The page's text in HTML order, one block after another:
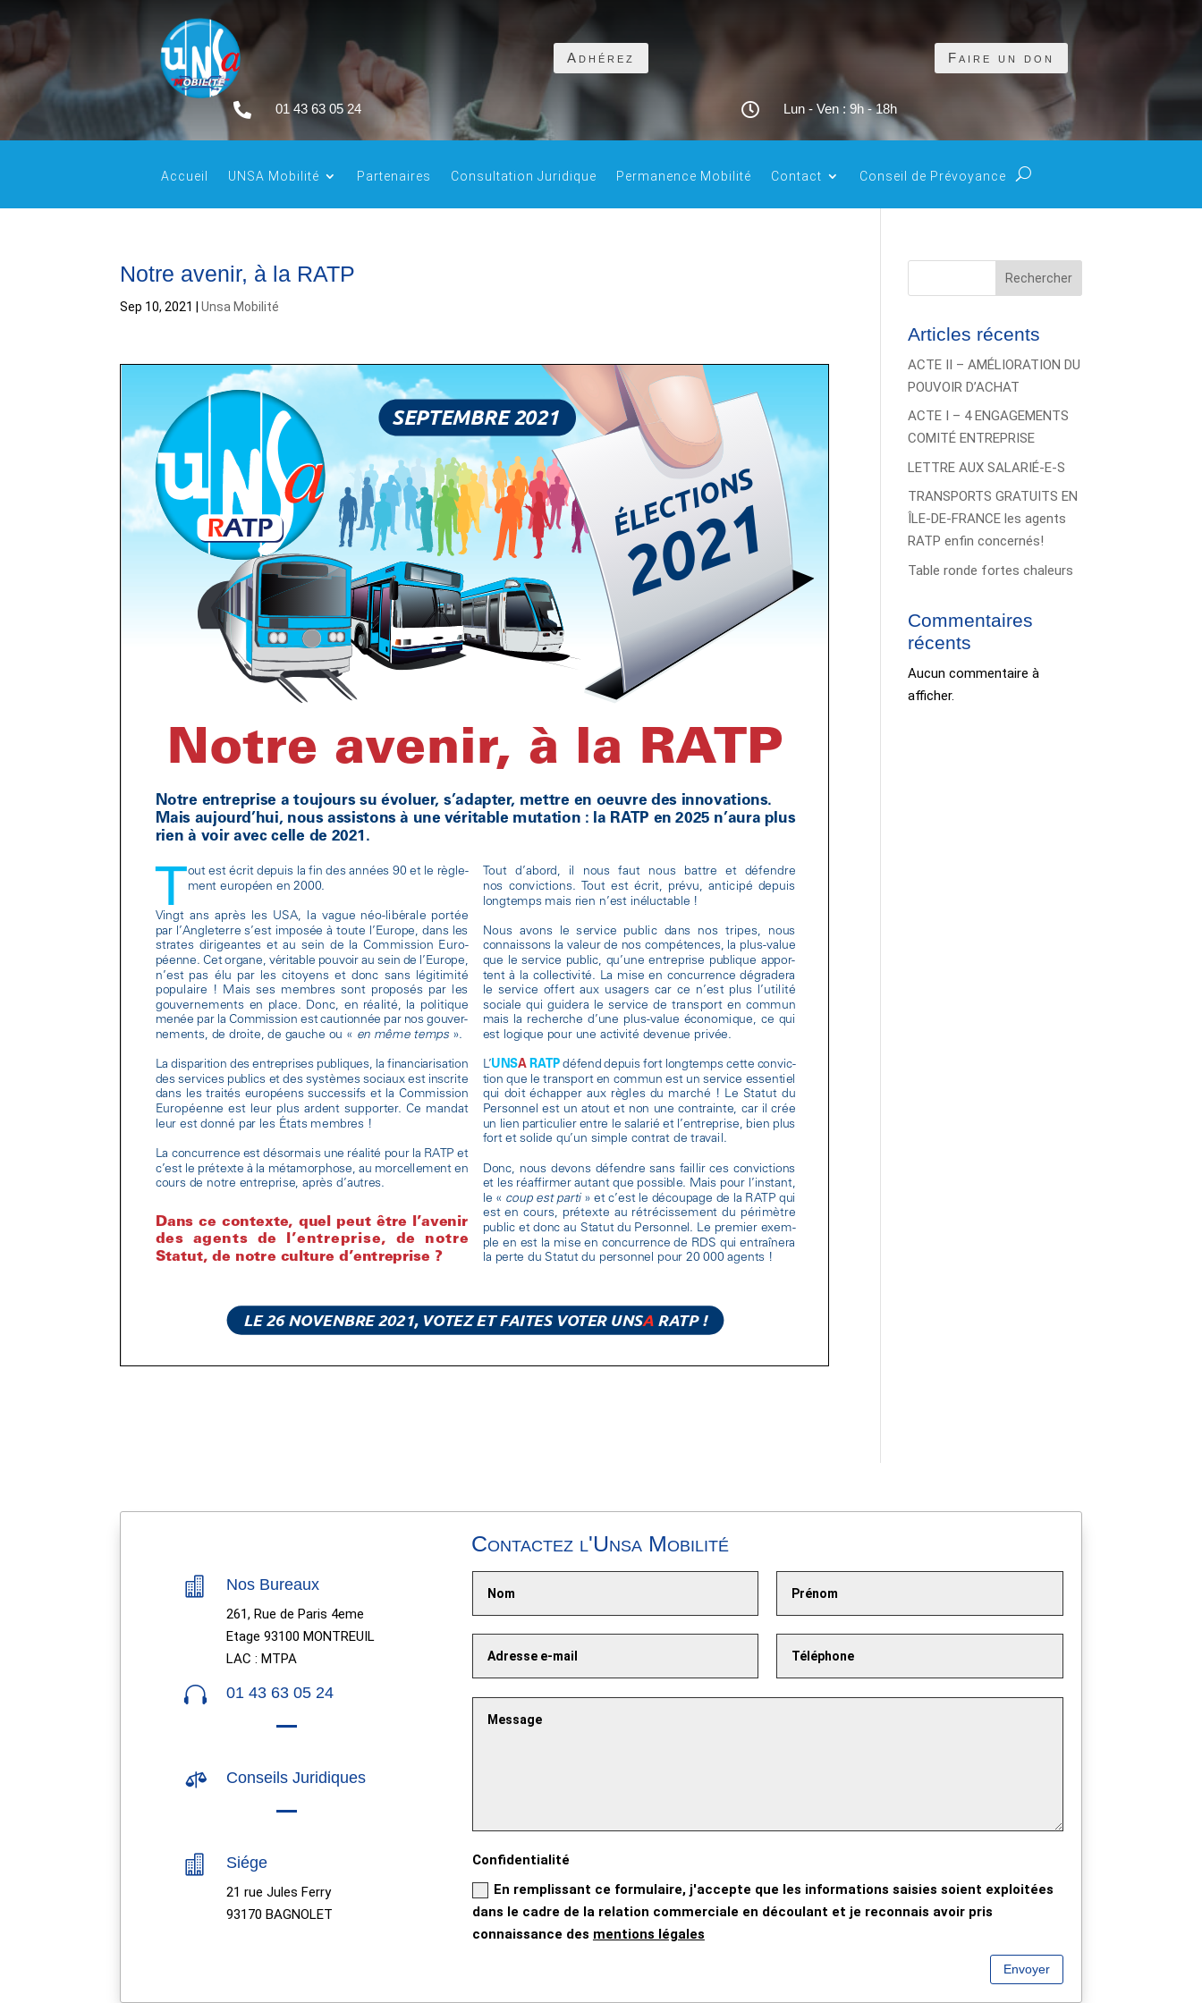
Adhérez Faire un don
 01 43 63 05 24  Lun - Ven : 9h - 18h
Accueil UNSA Mobilité Partenaires Consultation Juridique Permanence Mobilité Contact Conseil de Prévoyance
Notre avenir, à la RATP
Sep 10, 2021 |Unsa Mobilité
Rechercher
Articles récents
ACTE II – AMÉLIORATION DU
POUVOIR D’ACHAT
ACTE I – 4 ENGAGEMENTS
COMITÉ ENTREPRISE
LETTRE AUX SALARIÉ-E-S
TRANSPORTS GRATUITS EN
ÎLE-DE-FRANCE les agents
RATP enfin concernés!
Table ronde fortes chaleurs
Commentaires
récents
Aucun commentaire à
afficher.
 Nos Bureaux
261, Rue de Paris 4eme
Etage 93100 MONTREUIL
LAC : MTPA
 01 43 63 05 24
 Conseils Juridiques
 Siége
21 rue Jules Ferry
93170 BAGNOLET
Contactez l'Unsa Mobilité
Confidentialité
En remplissant ce formulaire, j'accepte que les informations saisies soient exploitées
dans le cadre de la relation commerciale en découlant et je reconnais avoir pris
connaissance des mentions légales
Envoyer